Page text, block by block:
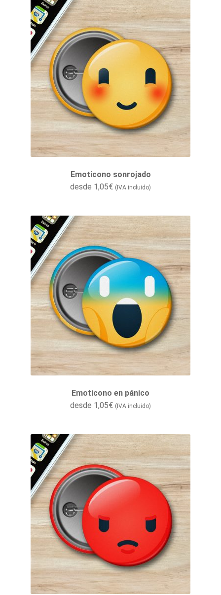
Emoticono sonrojado
desde 1,05€ (IVA incluido)
Emoticono en pánico
desde 1,05€ (IVA incluido)